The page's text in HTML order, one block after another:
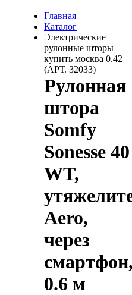
Главная
Каталог
Электрические
рулонные шторы
купить москва 0.42
(АРТ. 32033)
Рулонная
штора
Somfy
Sonesse 40
WT,
Aero,
через
0.6 м